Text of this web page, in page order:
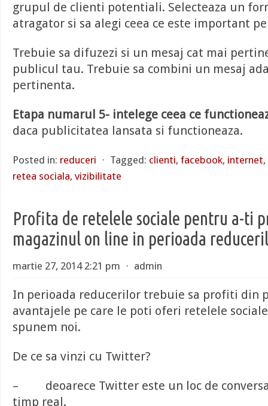
grupul de clienti potentiali. Selecteaza un
atragator si sa alegi ceea ce este important
Trebuie sa difuzezi si un mesaj cat mai
publicul tau. Trebuie sa combini un mesaj
pertinenta.
Etapa numarul 5- intelege ceea ce
daca publicitatea lansata si functioneaza.
Posted in: reduceri ⋅ Tagged: clienti, facebook, internet,
retea sociala, vizibilitate
Profita de retelele sociale pentru a-ti
magazinul on line in perioada
martie 27, 2014 2:21 pm ⋅ admin
In perioada reducerilor trebuie sa profiti din
avantajele pe care le poti oferi retelele
spunem noi.
De ce sa vinzi cu Twitter?
– deoarece Twitter este un loc de
timp real.